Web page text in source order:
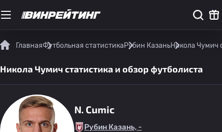
ГлавнаяФутбольная статистикаРубин КазаньНикола Чумич
Никола Чумич статистика и обзор футболиста
N. Cumic
Рубин Казань, -